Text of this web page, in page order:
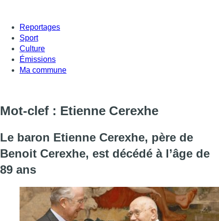
Reportages
Sport
Culture
Émissions
Ma commune
Mot-clef : Etienne Cerexhe
Le baron Etienne Cerexhe, père de
Benoit Cerexhe, est décédé à l’âge de
89 ans